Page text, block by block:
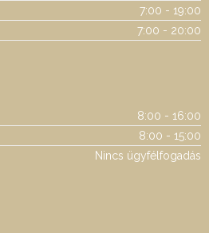
7:00 - 19:00
7:00 - 20:00
8:00 - 16:00
8:00 - 15:00
Nincs ügyfélfogadás